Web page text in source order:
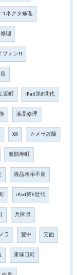
ネクタ修理
理
フォン11
坂町 iPad第8世代
液晶修理
XR カメラ故障
服部寿町
液晶表示不良
iPad第5世代
兵庫県
ラ 豊中 箕面
東塚口町